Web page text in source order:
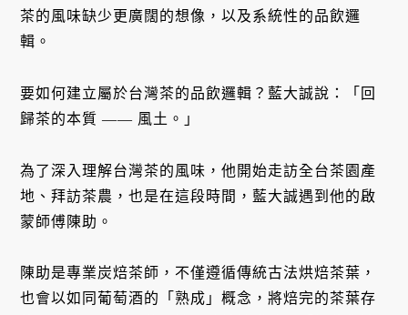
茶的風味缺少更廣闊的想像，以及系統性的品飲邏
輯。
要如何建立屬於台灣茶的品飲邏輯？藍大誠說：「回
歸茶的本質 —— 風土。」
為了深入理解台灣茶的風味，他開始走訪全台茶園產
地、拜訪茶農，也是在這段時間，藍大誠遇到他的啟
蒙師傅陳助。
陳助是專業炭焙茶師，不僅遵循傳統古法烘焙茶葉，
也會以如同葡萄酒的「熟成」概念，將焙完的茶葉存